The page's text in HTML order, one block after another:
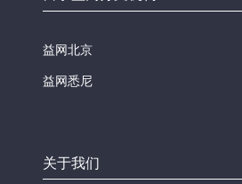
益网北京
益网悉尼
关于我们